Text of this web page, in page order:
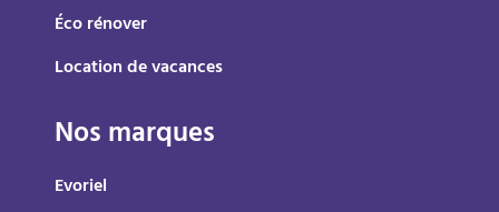
Éco rénover
Location de vacances
Nos marques
Evoriel